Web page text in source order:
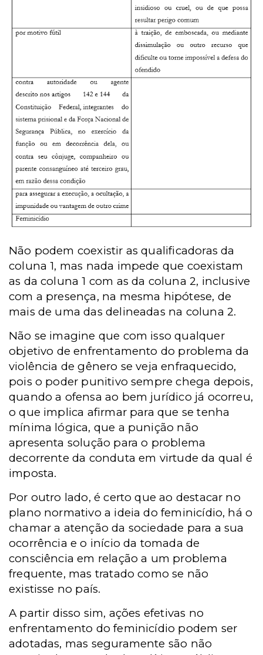
Não podem coexistir as qualificadoras da
coluna 1, mas nada impede que coexistam
as da coluna 1 com as da coluna 2, inclusive
com a presença, na mesma hipótese, de
mais de uma das delineadas na coluna 2.
Não se imagine que com isso qualquer
objetivo de enfrentamento do problema da
violência de gênero se veja enfraquecido,
pois o poder punitivo sempre chega depois,
quando a ofensa ao bem jurídico já ocorreu,
o que implica afirmar para que se tenha
mínima lógica, que a punição não
apresenta solução para o problema
decorrente da conduta em virtude da qual é
imposta.
Por outro lado, é certo que ao destacar no
plano normativo a ideia do feminicídio, há o
chamar a atenção da sociedade para a sua
ocorrência e o início da tomada de
consciência em relação a um problema
frequente, mas tratado como se não
existisse no país.
A partir disso sim, ações efetivas no
enfrentamento do feminicídio podem ser
adotadas, mas seguramente são não